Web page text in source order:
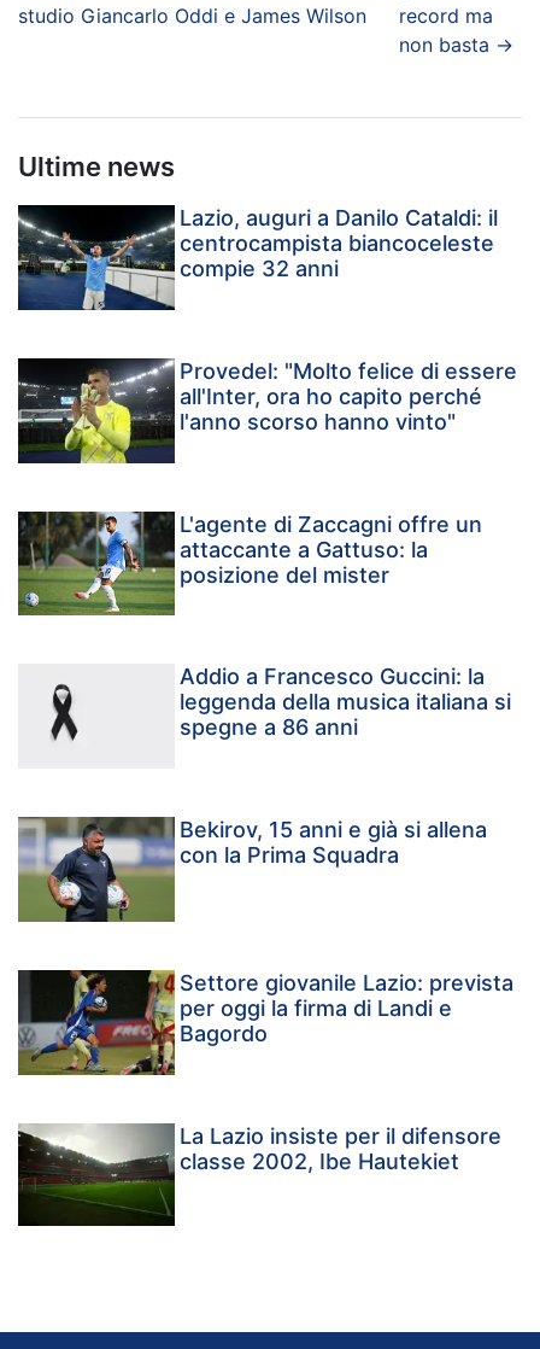
studio Giancarlo Oddi e James Wilson
record ma
non basta →
Ultime news
Lazio, auguri a Danilo Cataldi: il
centrocampista biancoceleste
compie 32 anni
Provedel: "Molto felice di essere
all'Inter, ora ho capito perché
l'anno scorso hanno vinto"
L'agente di Zaccagni offre un
attaccante a Gattuso: la
posizione del mister
Addio a Francesco Guccini: la
leggenda della musica italiana si
spegne a 86 anni
Bekirov, 15 anni e già si allena
con la Prima Squadra
Settore giovanile Lazio: prevista
per oggi la firma di Landi e
Bagordo
La Lazio insiste per il difensore
classe 2002, Ibe Hautekiet